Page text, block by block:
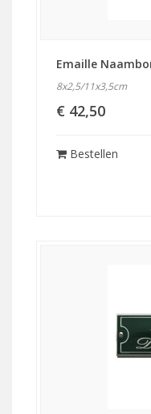
Emaille
8x2,5/11x3,5cm
€ 42,50
Bestellen